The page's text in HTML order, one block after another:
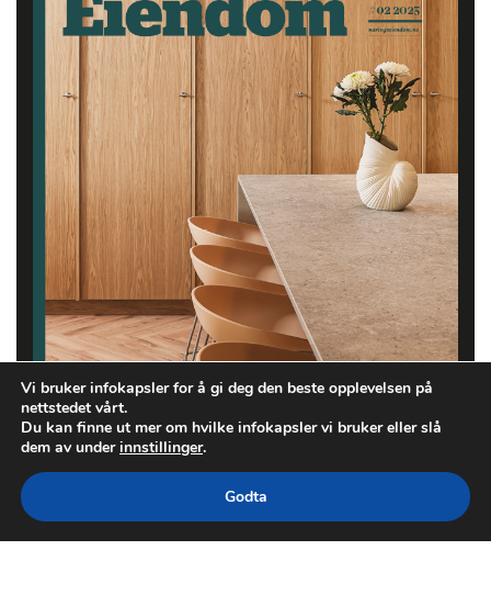
Vi bruker infokapsler for å gi deg den beste opplevelsen på
nettstedet vårt.
Du kan finne ut mer om hvilke infokapsler vi bruker eller slå
dem av underinnstillinger.
Godta